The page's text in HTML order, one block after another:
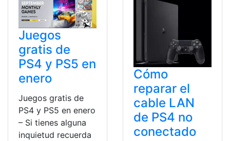
Juegos
gratis de
PS4 y PS5 en
enero
Juegos gratis de
PS4 y PS5 en enero
– Si tienes alguna
inquietud recuerda
Cómo
reparar el
cable LAN
de PS4 no
conectado